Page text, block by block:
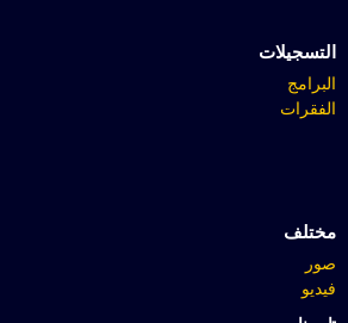
التسجيلات
البرامج
الفقرات
مختلف
صور
فيديو